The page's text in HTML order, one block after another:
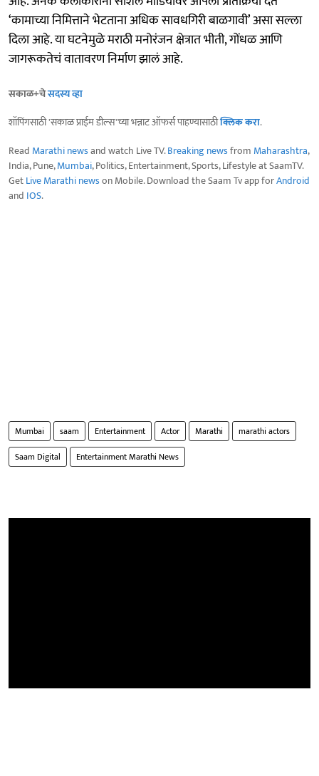
‘कामाच्या निमित्ताने भेटताना अधिक सावधगिरी बाळगावी’ असा सल्ला
दिला आहे. या घटनेमुळे मराठी मनोरंजन क्षेत्रात भीती, गोंधळ आणि
जागरूकतेचं वातावरण निर्माण झालं आहे.
सकाळ+चेसदस्य व्हा
शॉपिंगसाठी 'सकाळ प्राईम डील्स'च्या भन्नाट ऑफर्स पाहण्यासाठीक्लिक करा.
Read Marathi newsand watch Live TV.Breaking newsfrom Maharashtra,
India, Pune,Mumbai, Politics, Entertainment, Sports, Lifestyle at SaamTV.
GetLive Marathi newson Mobile. Download the Saam Tv app forAndroid
and IOS.
Mumbai saam Entertainment Actor Marathi
marathi actors
Saam Digital
Entertainment Marathi News